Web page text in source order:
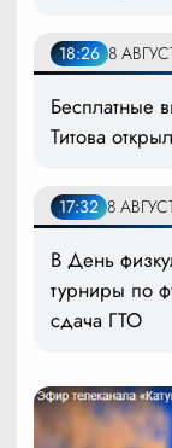
18:26 8
Бесплатные
Титова
17:32 8
В День
турниры по
сдача ГТО